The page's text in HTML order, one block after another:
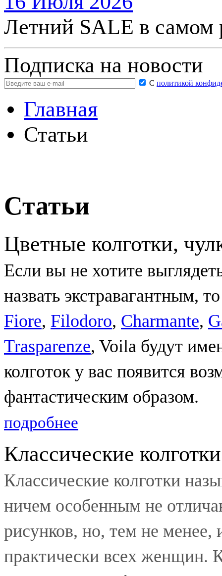
Летний SALE в самом
Подписка на новости
С политикой
Главная
Статьи
Статьи
Цветные колготки,
Если вы не хотите
назвать экстравагантным,
Fiore, Filodoro, Charmante,
Trasparenze, Voila будут
колготок у вас появится
фантастическим образом.
подробнее
Классические колготки
Классические колготки
ничем особенным не
рисунков, но, тем не
практически всех женщин.